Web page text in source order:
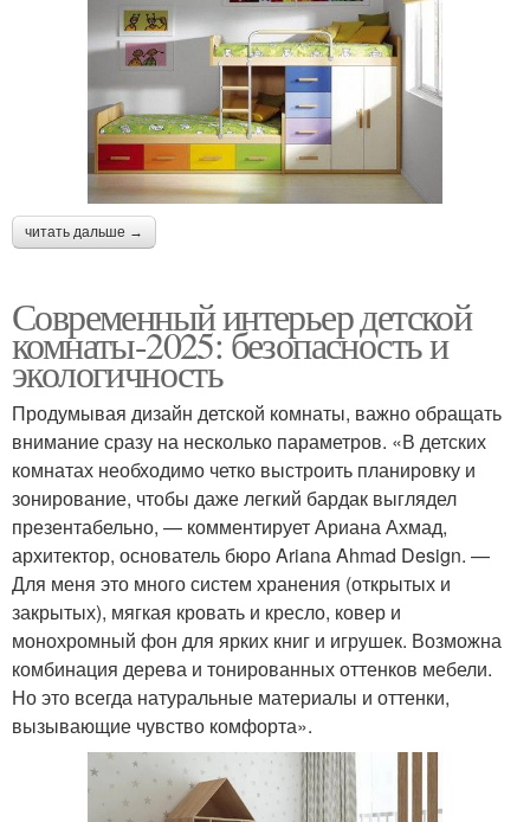
читать дальше →
Современный интерьер детской
комнаты-2025: безопасность и
экологичность
Продумывая дизайн детской комнаты, важно обращать
внимание сразу на несколько параметров. «В детских
комнатах необходимо четко выстроить планировку и
зонирование, чтобы даже легкий бардак выглядел
презентабельно, — комментирует Ариана Ахмад,
архитектор, основатель бюро Ariana Ahmad Design. —
Для меня это много систем хранения (открытых и
закрытых), мягкая кровать и кресло, ковер и
монохромный фон для ярких книг и игрушек. Возможна
комбинация дерева и тонированных оттенков мебели.
Но это всегда натуральные материалы и оттенки,
вызывающие чувство комфорта».